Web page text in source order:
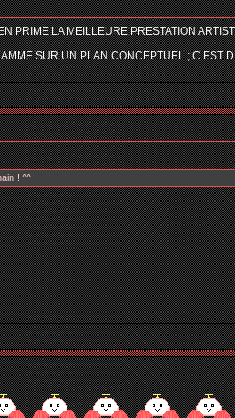
PRIME LA MEILLEURE PRESTATION
SUR UN PLAN CONCEPTUEL ; C EST
! ^^